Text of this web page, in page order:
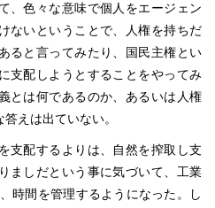
、色々な意味で個人をエージェン
ないということで、人権を持ちだ
ると言ってみたり、国民主権とい
支配しようとすることをやってみ
とは何であるのか、あるいは人権
えは出ていない。
支配するよりは、自然を搾取し支
ましだという事に気づいて、工業
時間を管理するようになった。し